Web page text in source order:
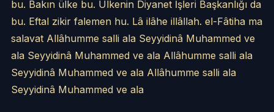
bu. Bakın ülke bu. Ülkenin Diyanet İşleri Başkanlığı da
bu. Eftal zikir falemen hu. Lâ ilâhe illâllah. el-Fâtiha ma
salavat Allâhumme salli ala Seyyidinâ Muhammed ve
ala Seyyidinâ Muhammed ve ala Allâhumme salli ala
Seyyidinâ Muhammed ve ala Allâhumme salli ala
Seyyidinâ Muhammed ve ala